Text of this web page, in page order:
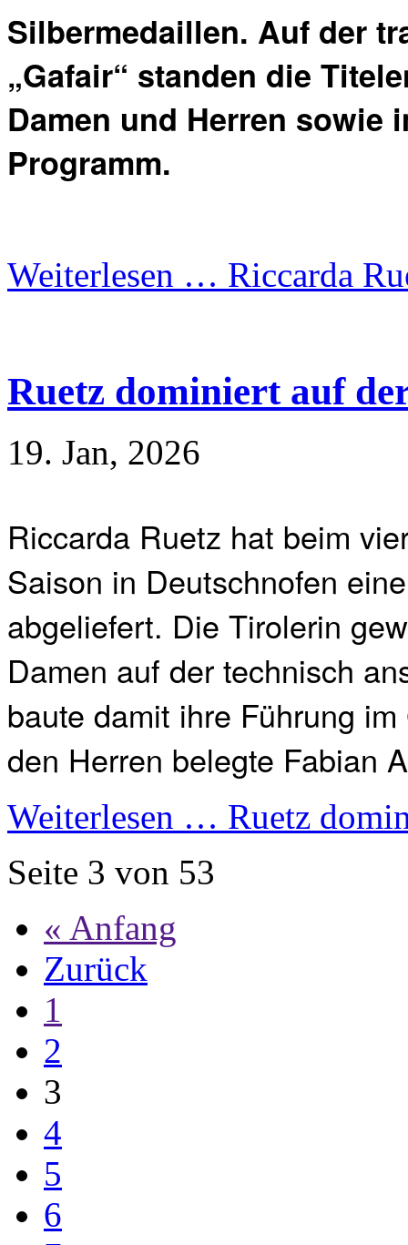
Silbermedaillen. Auf der
„Gafair“ standen die
Damen und Herren sowie
Programm.
Weiterlesen … Riccarda
Ruetz dominiert auf
19. Jan, 2026
Riccarda Ruetz hat beim
Saison in Deutschnofen
abgeliefert. Die Tirolerin
Damen auf der technisch
baute damit ihre Führung
den Herren belegte Fabian
Weiterlesen … Ruetz
Seite 3 von 53
« Anfang
Zurück
1
2
3
4
5
6